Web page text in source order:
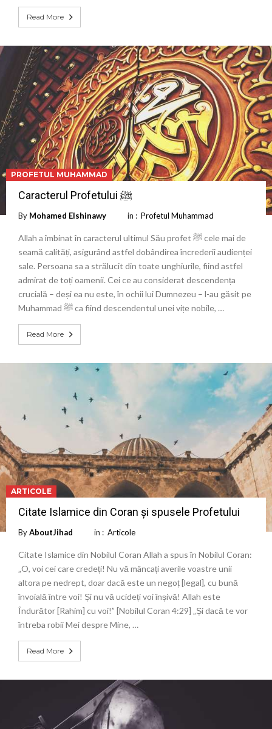
Read More
PROFETUL MUHAMMAD
Caracterul Profetului ﷺ
By Mohamed Elshinawy in : Profetul Muhammad
Allah a îmbinat în caracterul ultimul Său profet ﷺ cele mai de
seamă calități, asigurând astfel dobândirea încrederii audienței
sale. Persoana sa a strălucit din toate unghiurile, fiind astfel
admirat de toți oamenii. Cei ce au considerat descendența
crucială – deși ea nu este, în ochii lui Dumnezeu – l-au găsit pe
Muhammad ﷺ ca fiind descendentul unei vițe nobile, …
Read More
ARTICOLE
Citate Islamice din Coran și spusele Profetului
ByAboutJihad in : Articole
Citate Islamice din Nobilul Coran Allah a spus în Nobilul Coran:
„O, voi cei care credeți! Nu vă mâncați averile voastre unii
altora pe nedrept, doar dacă este un negoț [legal], cu bună
învoială între voi! Și nu vă ucideți voi înșivă! Allah este
Îndurător [Rahim] cu voi!” [Nobilul Coran 4:29] „Și dacă te vor
întreba robii Mei despre Mine, …
Read More